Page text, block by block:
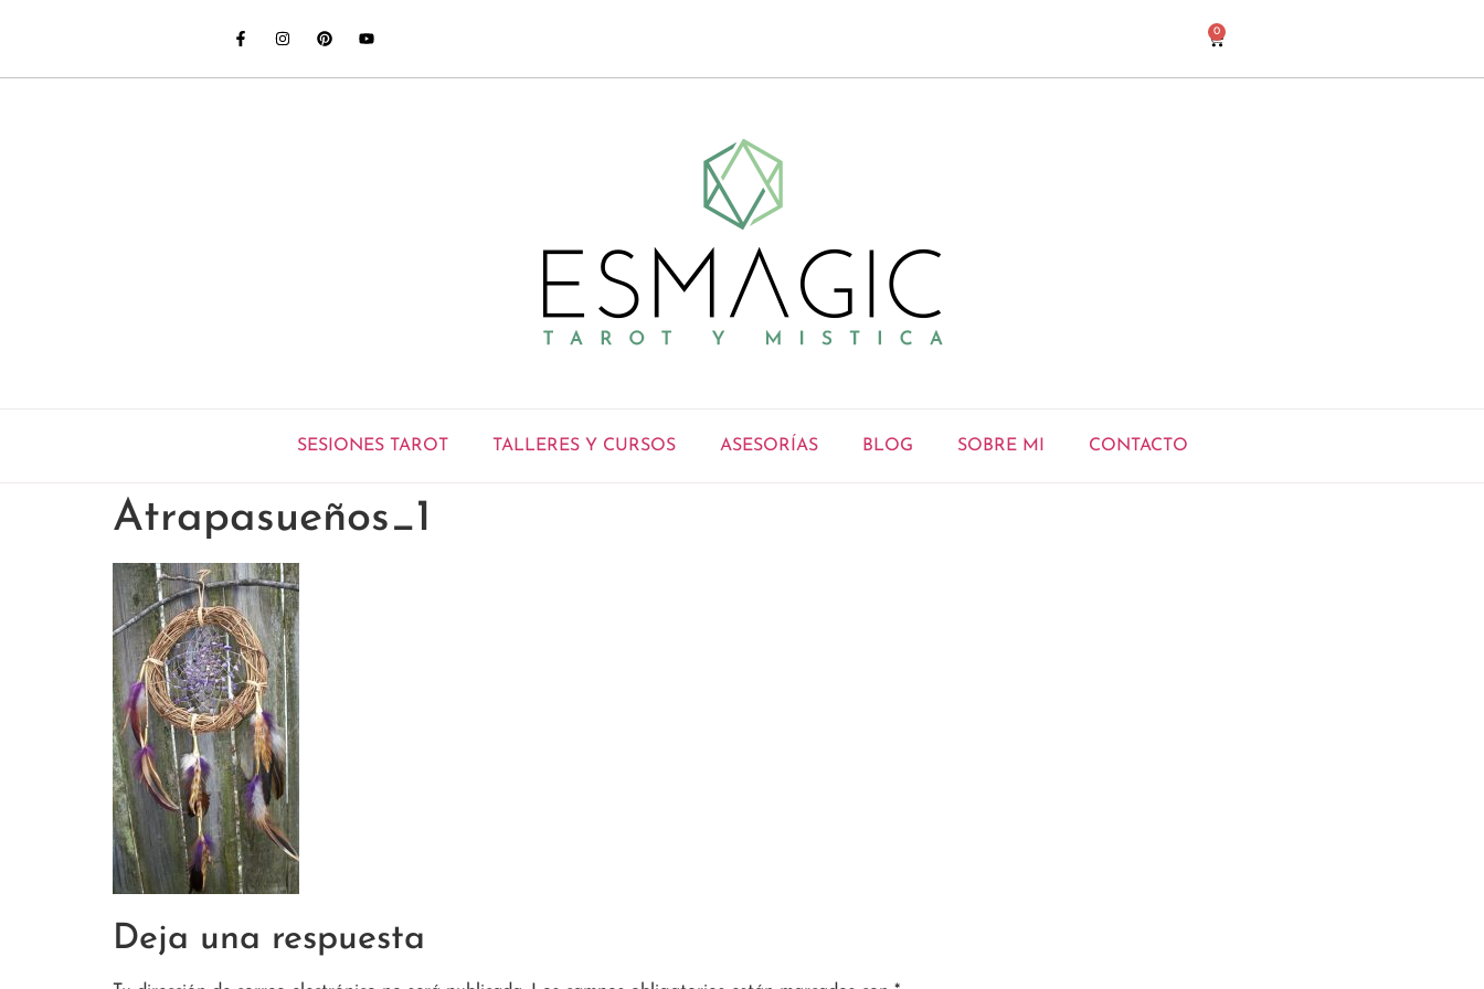
0
SESIONES TAROT TALLERES Y CURSOS ASESORÍAS BLOG SOBRE MI CONTACTO
Atrapasueños_1
Deja una respuesta